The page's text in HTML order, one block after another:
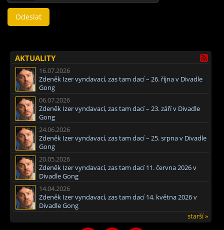
AKTUALITY
16.07.2026
Zdeněk Izer vyndavací, zas tam dací – 26. října v Divadle
Gong
06.07.2026
Zdeněk Izer vyndavací, zas tam dací – 23. září v Divadle
Gong
24.06.2026
Zdeněk Izer vyndavací, zas tam dací – 25. srpna v Divadle
Gong
20.05.2026
Zdeněk Izer vyndavací, zas tam dací 11. června 2026 v
Divadle Gong
14.04.2026
Zdeněk Izer vyndavací, zas tam dací 14. května 2026 v
Divadle Gong
starší »